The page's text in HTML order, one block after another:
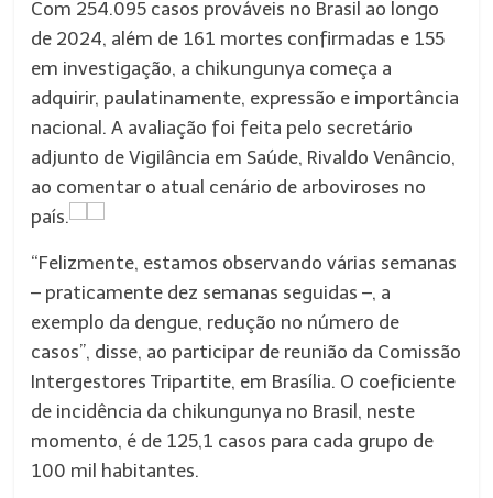
Com 254.095 casos prováveis no Brasil ao longo
de 2024, além de 161 mortes confirmadas e 155
em investigação, a chikungunya começa a
adquirir, paulatinamente, expressão e importância
nacional. A avaliação foi feita pelo secretário
adjunto de Vigilância em Saúde, Rivaldo Venâncio,
ao comentar o atual cenário de arboviroses no
país.
“Felizmente, estamos observando várias semanas
– praticamente dez semanas seguidas –, a
exemplo da dengue, redução no número de
casos”, disse, ao participar de reunião da Comissão
Intergestores Tripartite, em Brasília. O coeficiente
de incidência da chikungunya no Brasil, neste
momento, é de 125,1 casos para cada grupo de
100 mil habitantes.